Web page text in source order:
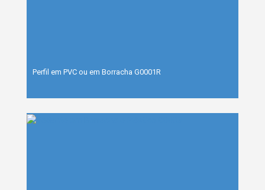
Perfil em PVC ou em Borracha G0001R